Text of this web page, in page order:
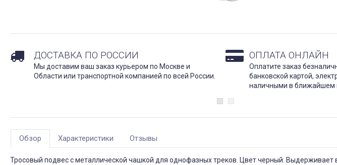
ДОСТАВКА ПО РОССИИ
Мы доставим ваш заказ курьером по Москве и
Области или транспортной компанией по всей России.
ОПЛАТА ОНЛАЙН
Оплатите заказ
банковской картой,
наличными в ближайшем
Обзор Характеристики Отзывы
Тросовый подвес с металлической чашкой для однофазных треков. Цвет черный. Выдерживает